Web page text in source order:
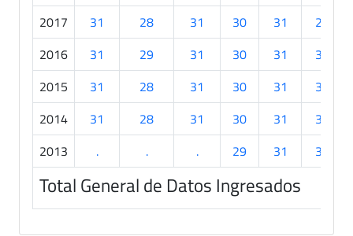
2017
31 28 31 30 31
29
2016
31 29 31 30 31
30
2015
31 28 31 30 31
30
2014
31 28 31 30 31
30
2013
. . . 29 31 30
Total General de Datos Ingresados